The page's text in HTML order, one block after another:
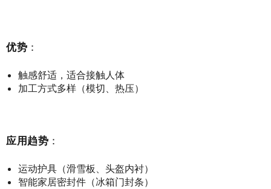
优势 ：
触感舒适，适合接触人体
加工方式多样（模切、热压）
应用趋势 ：
运动护具（滑雪板、头盔内衬）
智能家居密封件（冰箱门封条）